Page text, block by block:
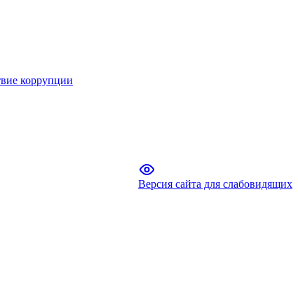
коррупции
Версия сайта для слабовидящих